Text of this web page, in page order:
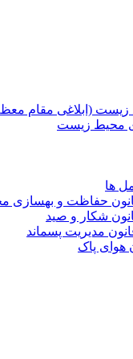
(ابلاغی مقام
محیط زیست
ها
قانون حفاظت و
شکار و صید
مدیریت پسماند
هوای پاک